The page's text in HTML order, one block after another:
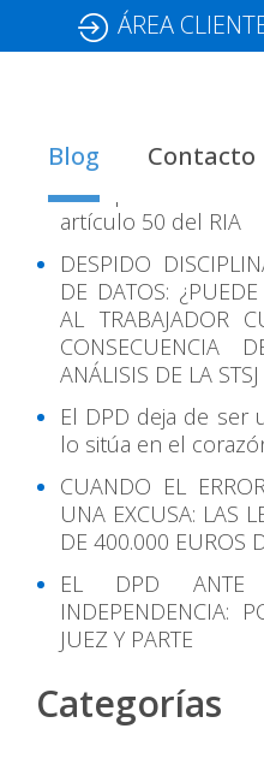
ÁREA
Blog Contacto
Transparencia en
artículo 50 del RIA
DESPIDO
DE DATOS:
AL TRABAJADOR
CONSECUENCIA
ANÁLISIS DE LA
El DPD deja de ser
lo sitúa en el
CUANDO EL
UNA EXCUSA: LAS
DE 400.000 EUROS
EL DPD
INDEPENDENCIA:
JUEZ Y PARTE
Categorías